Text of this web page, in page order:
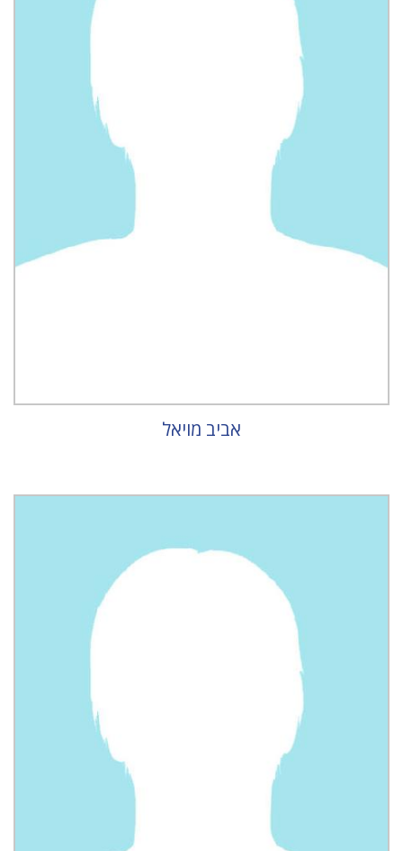
אביב מויאל